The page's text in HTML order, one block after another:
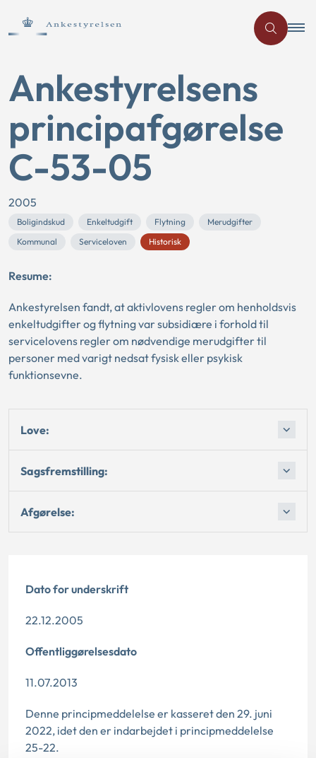
Ankestyrelsens
principafgørelse
C-53-05
2005
Boligindskud Enkeltudgift Flytning
Merudgifter
Kommunal
Serviceloven Historisk
Resume:
Ankestyrelsen fandt, at aktivlovens regler om henholdsvis
enkeltudgifter og flytning var subsidiære i forhold til
servicelovens regler om nødvendige merudgifter til
personer med varigt nedsat fysisk eller psykisk
funktionsevne.
Love:
Sagsfremstilling:
Afgørelse:
Dato for underskrift
22.12.2005
Offentliggørelsesdato
11.07.2013
Denne principmeddelelse er kasseret den 29. juni
2022, idet den er indarbejdet i principmeddelelse
25-22.